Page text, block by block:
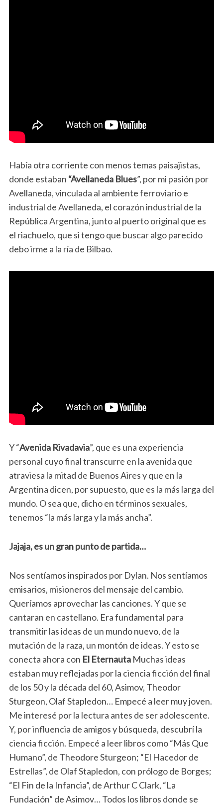
Había otra corriente con menos temas paisajistas,
donde estaban “Avellaneda Blues”, por mi pasión por
Avellaneda, vinculada al ambiente ferroviario e
industrial de Avellaneda, el corazón industrial de la
República Argentina, junto al puerto original que es
el riachuelo, que si tengo que buscar algo parecido
debo irme a la ría de Bilbao.
Y “Avenida Rivadavia”, que es una experiencia
personal cuyo final transcurre en la avenida que
atraviesa la mitad de Buenos Aires y que en la
Argentina dicen, por supuesto, que es la más larga del
mundo. O sea que, dicho en términos sexuales,
tenemos “la más larga y la más ancha”.
Jajaja, es un gran punto de partida…
Nos sentíamos inspirados por Dylan. Nos sentíamos
emisarios, misioneros del mensaje del cambio.
Queríamos aprovechar las canciones. Y que se
cantaran en castellano. Era fundamental para
transmitir las ideas de un mundo nuevo, de la
mutación de la raza, un montón de ideas. Y esto se
conecta ahora con El EternautaMuchas ideas
estaban muy reflejadas por la ciencia ficción del final
de los 50 y la década del 60, Asimov, Theodor
Sturgeon, Olaf Stapledon… Empecé a leer muy joven.
Me interesé por la lectura antes de ser adolescente.
Y, por influencia de amigos y búsqueda, descubrí la
ciencia ficción. Empecé a leer libros como “Más Que
Humano”, de Theodore Sturgeon; “El Hacedor de
Estrellas”, de Olaf Stapledon, con prólogo de Borges;
“El Fin de la Infancia”, de Arthur C Clark, “La
Fundación” de Asimov… Todos los libros donde se